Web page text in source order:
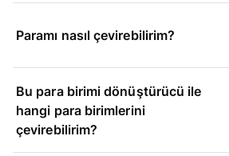
Paramı nasıl çevirebilirim?
Bu para birimi dönüştürücü ile
hangi para birimlerini
çevirebilirim?